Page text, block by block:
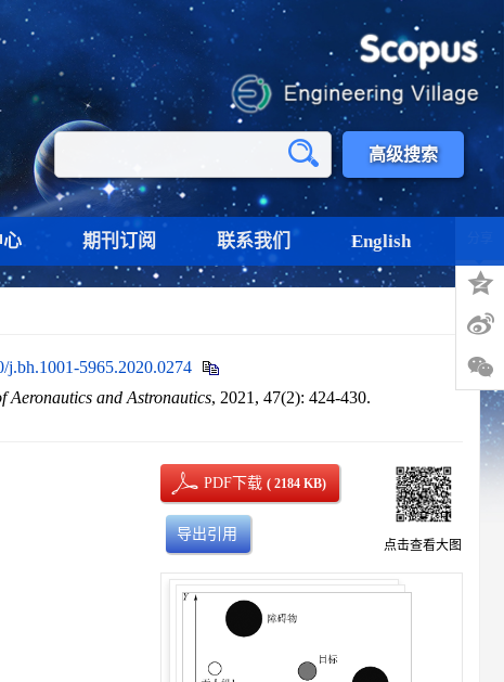
高级搜索
心 期刊订阅 联系我们 English
j.bh.1001-5965.2020.0274
and Astronautics, 2021, 47(2): 424-430.
PDF下载( 2184 KB)
导出引用
点击查看大图